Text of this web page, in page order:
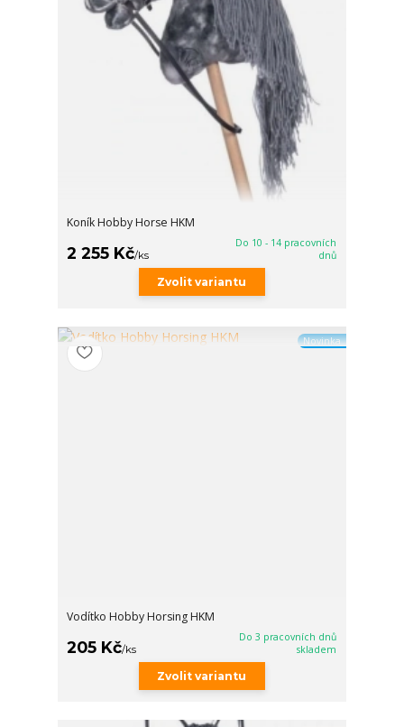
Koník Hobby Horse HKM
2 255 Kč/ks
Do 10 - 14 pracovních
dnů
Zvolit variantu
Novinka
Vodítko Hobby Horsing HKM
205 Kč/ks
Do 3 pracovních dnů
skladem
Zvolit variantu